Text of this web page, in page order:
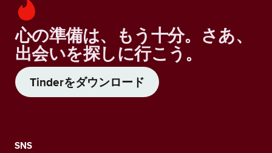
心の準備は、もう十分。さあ、
出会いを探しに行こう。
Tinderをダウンロード
SNS